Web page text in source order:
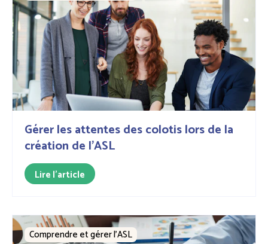
Gérer les attentes des colotis lors de la
création de l'ASL
Lire l'article
Comprendre et gérer l’ASL